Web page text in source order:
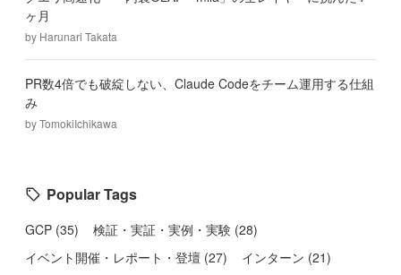
ヶ月
by Harunari Takata
PR数4倍でも破綻しない、Claude Codeをチーム運用する仕組
み
byTomokiIchikawa
Popular Tags
GCP (35) 検証・実証・実例・実験 (28)
イベント開催・レポート・登壇 (27) インターン (21)